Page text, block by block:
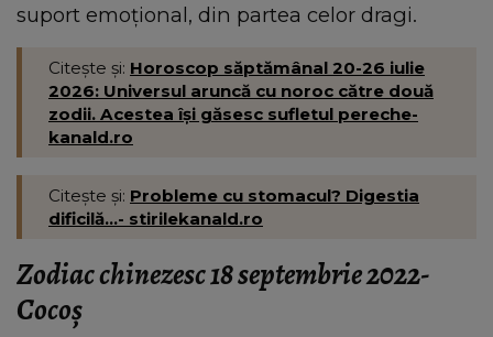
suport emoțional, din partea celor dragi.
Citește și: Horoscop săptămânal 20-26 iulie
2026: Universul aruncă cu noroc către două
zodii. Acestea își găsesc sufletul pereche-
kanald.ro
Citește și: Probleme cu stomacul? Digestia
dificilă...- stirilekanald.ro
Zodiac chinezesc 18 septembrie 2022-
Cocoş